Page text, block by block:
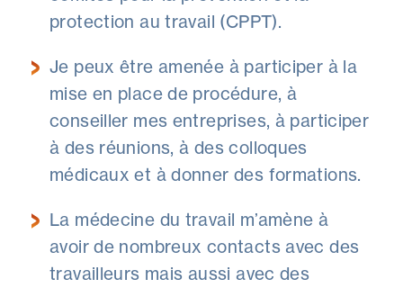
protection au travail (CPPT).
Je peux être amenée à participer à la
mise en place de procédure, à
conseiller mes entreprises, à participer
à des réunions, à des colloques
médicaux et à donner des formations.
La médecine du travail m’amène à
avoir de nombreux contacts avec des
travailleurs mais aussi avec des